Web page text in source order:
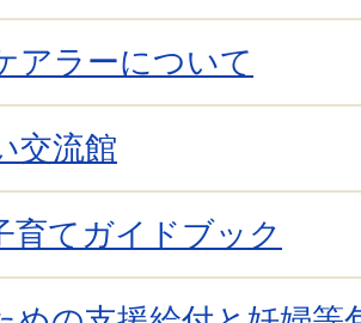
アラーについて
交流館
育てガイドブック